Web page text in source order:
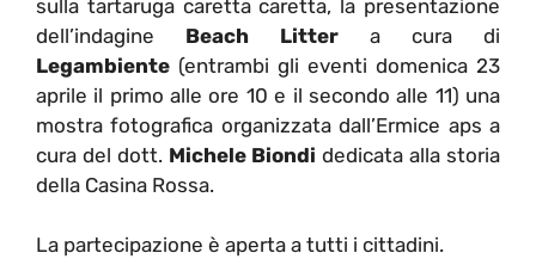
sulla tartaruga caretta caretta, la presentazione
dell’indagine Beach Litter a cura di
Legambiente (entrambi gli eventi domenica 23
aprile il primo alle ore 10 e il secondo alle 11) una
mostra fotografica organizzata dall’Ermice aps a
cura del dott. Michele Biondi dedicata alla storia
della Casina Rossa.
La partecipazione è aperta a tutti i cittadini.